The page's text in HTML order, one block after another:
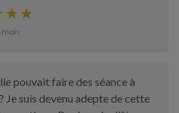
mois
pouvait faire des séance à
Je suis devenu adepte de cette